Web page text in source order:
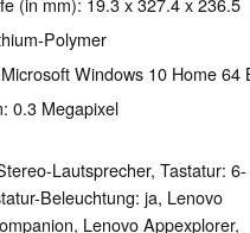
Polymer
Microsoft Windows 10 Home 64
0.3 Megapixel
Lautsprecher, Tastatur: 6-
Beleuchtung: ja, Lenovo
Lenovo Appexplorer,